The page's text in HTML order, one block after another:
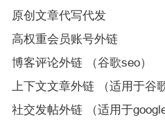
原创文章代写代发
高权重会员账号外链
博客评论外链 （谷歌seo）
上下文文章外链 （适用于谷
社交发帖外链 （适用于